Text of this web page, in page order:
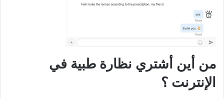
من أين أشتري نظارة طبية في
الإنترنت ؟